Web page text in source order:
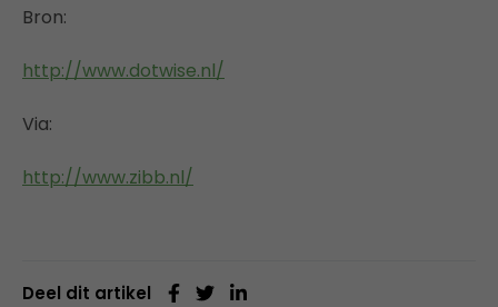
Bron:
http://www.dotwise.nl/
Via:
http://www.zibb.nl/
Deel dit artikel